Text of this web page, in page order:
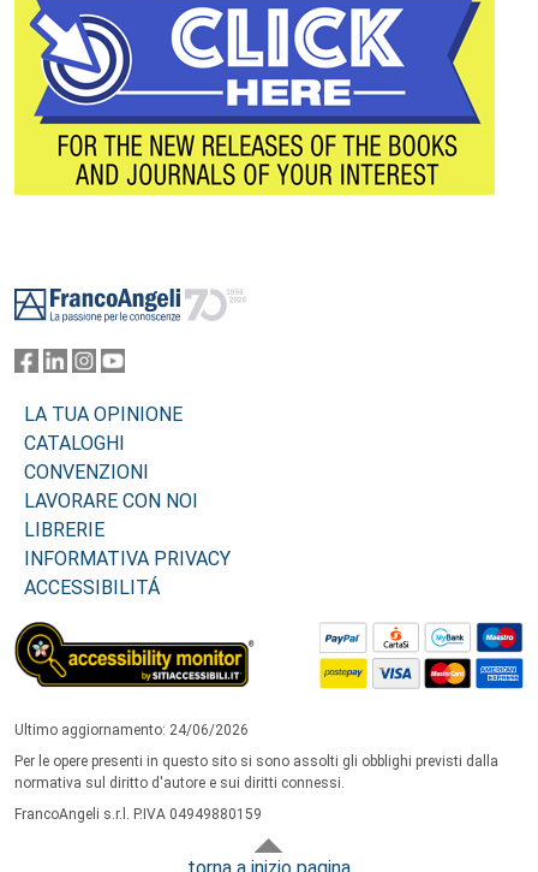
LA TUA OPINIONE
CATALOGHI
CONVENZIONI
LAVORARE CON NOI
LIBRERIE
INFORMATIVA PRIVACY
ACCESSIBILITÁ
Ultimo aggiornamento: 24/06/2026
Per le opere presenti in questo sito si sono assolti gli obblighi previsti dalla
normativa sul diritto d'autore e sui diritti connessi.
FrancoAngeli s.r.l. P.IVA 04949880159